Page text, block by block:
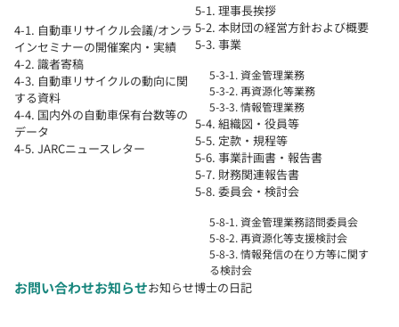
4-1. 自動車リサイクル会議/オンラ
インセミナーの開催案内・実績
4-2. 識者寄稿
4-3. 自動車リサイクルの動向に関
する資料
4-4. 国内外の自動車保有台数等の
データ
4-5. JARCニュースレター
5-1. 理事長挨拶
5-2. 本財団の経営方針および概要
5-3. 事業
5-3-1. 資金管理業務
5-3-2. 再資源化等業務
5-3-3. 情報管理業務
5-4. 組織図・役員等
5-5. 定款・規程等
5-6. 事業計画書・報告書
5-7. 財務関連報告書
5-8. 委員会・検討会
5-8-1. 資金管理業務諮問委員会
5-8-2. 再資源化等支援検討会
5-8-3. 情報発信の在り方等に関す
る検討会
お問い合わせお知らせお知らせ博士の日記